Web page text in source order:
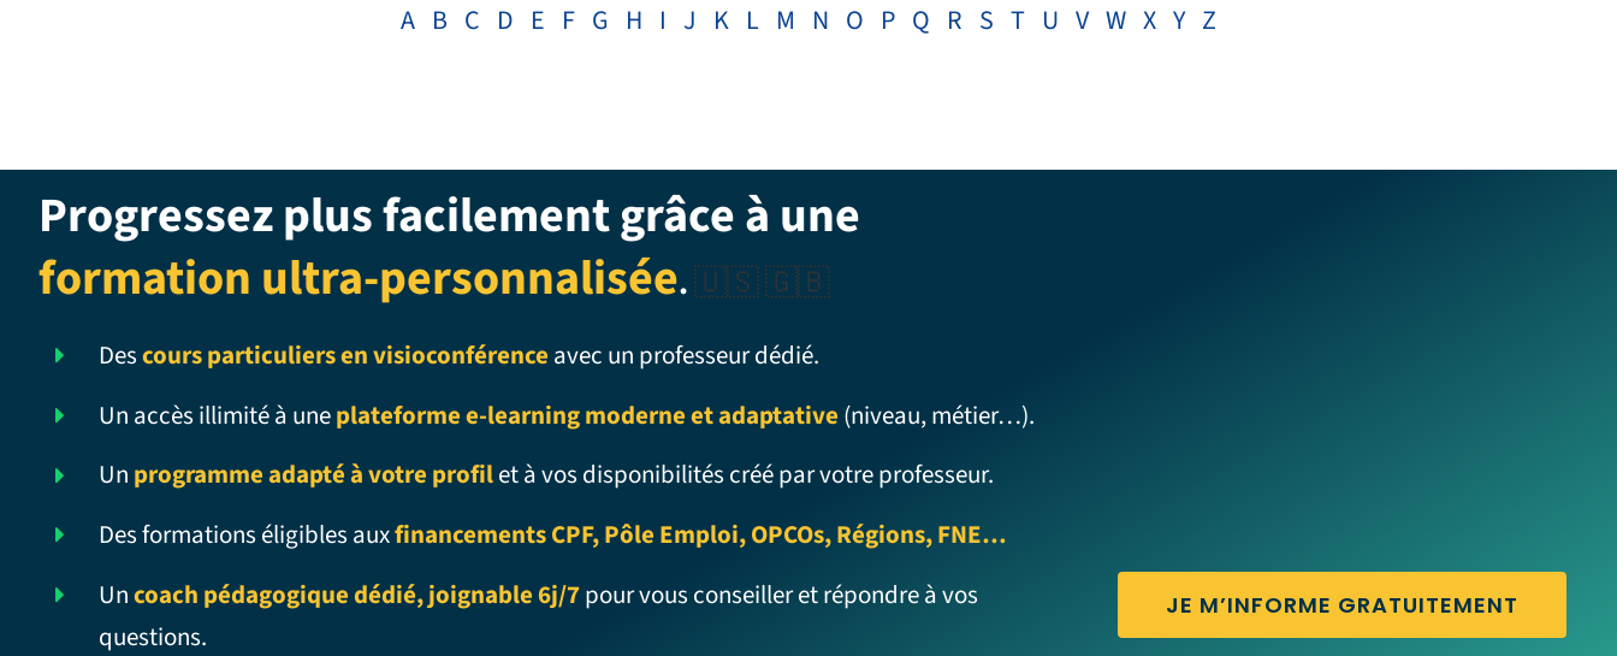
A B C D E F G H I J K L M N O P Q R S T U V W X Y Z
Progressez plus facilement grâce à une
formation ultra-personnalisée.🇺🇸 🇬🇧
Descours particuliers en visioconférence avec un professeur dédié.
Un accès illimité à uneplateforme e-learning moderne et adaptative (niveau, métier…).
Un programme adapté à votre profilet à vos disponibilités créé par votre professeur.
Des formations éligibles auxfinancements CPF, Pôle Emploi, OPCOs, Régions, FNE…
Uncoach pédagogique dédié, joignable 6j/7pour vous conseiller et répondre à vos
questions.
JE M’INFORME GRATUITEMENT